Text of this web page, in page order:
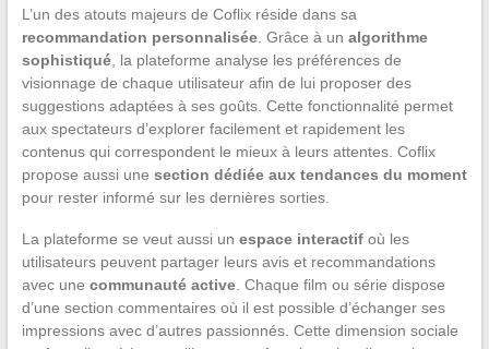
L’un des atouts majeurs de Coflix réside dans sa
recommandation personnalisée. Grâce à un algorithme
sophistiqué, la plateforme analyse les préférences de
visionnage de chaque utilisateur afin de lui proposer des
suggestions adaptées à ses goûts. Cette fonctionnalité permet
aux spectateurs d’explorer facilement et rapidement les
contenus qui correspondent le mieux à leurs attentes. Coflix
propose aussi une section dédiée aux tendances du moment
pour rester informé sur les dernières sorties.
La plateforme se veut aussi un espace interactifoù les
utilisateurs peuvent partager leurs avis et recommandations
avec une communauté active. Chaque film ou série dispose
d’une section commentaires où il est possible d’échanger ses
impressions avec d’autres passionnés. Cette dimension sociale